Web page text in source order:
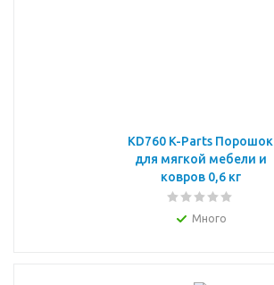
KD760 K-Parts Порошок
для мягкой мебели и
ковров 0,6 кг
Много